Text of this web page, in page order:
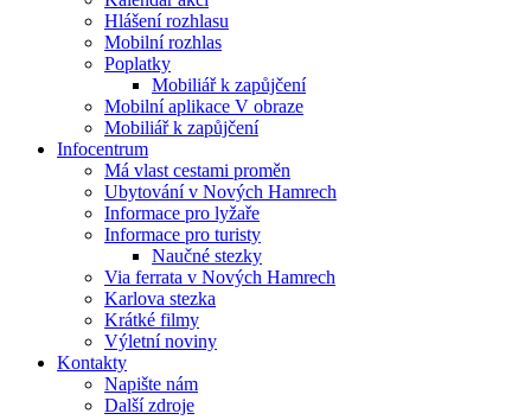
Hlášení rozhlasu
Mobilní rozhlas
Poplatky
Mobiliář k zapůjčení
Mobilní aplikace V obraze
Mobiliář k zapůjčení
Infocentrum
Má vlast cestami proměn
Ubytování v Nových Hamrech
Informace pro lyžaře
Informace pro turisty
Naučné stezky
Via ferrata v Nových Hamrech
Karlova stezka
Krátké filmy
Výletní noviny
Kontakty
Napište nám
Další zdroje